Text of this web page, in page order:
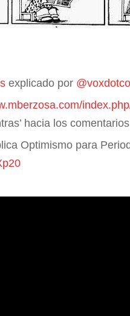
explicado por
hacia los comentarios
Optimismo para